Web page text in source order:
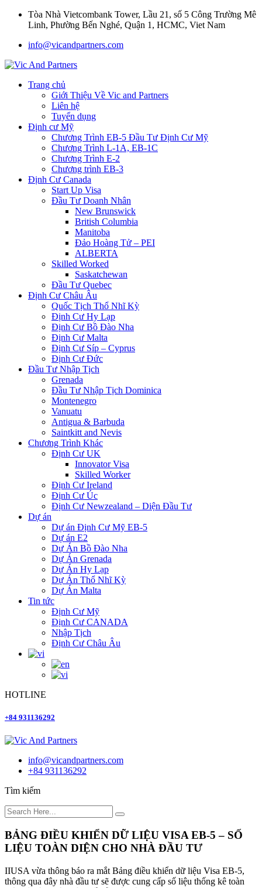
Tòa Nhà Vietcombank Tower, Lầu 21, số 5 Công Trường Mê
Linh, Phường Bến Nghé, Quận 1, HCMC, Viet Nam
info@vicandpartners.com
Trang chủ
Giới Thiệu Về Vic and Partners
Liên hệ
Tuyển dụng
Định cư Mỹ
Chương Trình EB-5 Đầu Tư Định Cư Mỹ
Chương Trình L-1A, EB-1C
Chương Trình E-2
Chương trình EB-3
Định Cư Canada
Start Up Visa
Đầu Tư Doanh Nhân
New Brunswick
British Columbia
Manitoba
Đảo Hoàng Tử – PEI
ALBERTA
Skilled Worked
Saskatchewan
Đầu Tư Quebec
Định Cư Châu Âu
Quốc Tịch Thổ Nhĩ Kỳ
Định Cư Hy Lạp
Định Cư Bồ Đào Nha
Định Cư Malta
Định Cư Síp – Cyprus
Định Cư Đức
Đầu Tư Nhập Tịch
Grenada
Đầu Tư Nhập Tịch Dominica
Montenegro
Vanuatu
Antigua & Barbuda
Saintkitt and Nevis
Chương Trình Khác
Định Cư UK
Innovator Visa
Skilled Worker
Định Cư Ireland
Định Cư Úc
Định Cư Newzealand – Diện Đầu Tư
Dự án
Dự án Định Cư Mỹ EB-5
Dự án E2
Dự Án Bồ Đào Nha
Dự Án Grenada
Dự Án Hy Lạp
Dự Án Thổ Nhĩ Kỳ
Dự Án Malta
Tin tức
Định Cư Mỹ
Định Cư CANADA
Nhập Tịch
Định Cư Châu Âu
HOTLINE
+84 931136292
info@vicandpartners.com
+84 931136292
Tìm kiếm
BẢNG ĐIỀU KHIỂN DỮ LIỆU VISA EB-5 – SỐ
LIỆU TOÀN DIỆN CHO NHÀ ĐẦU TƯ
IIUSA vừa thông báo ra mắt Bảng điều khiển dữ liệu Visa EB-5,
thông qua đây nhà đầu tư sẽ được cung cấp số liệu thống kê toàn